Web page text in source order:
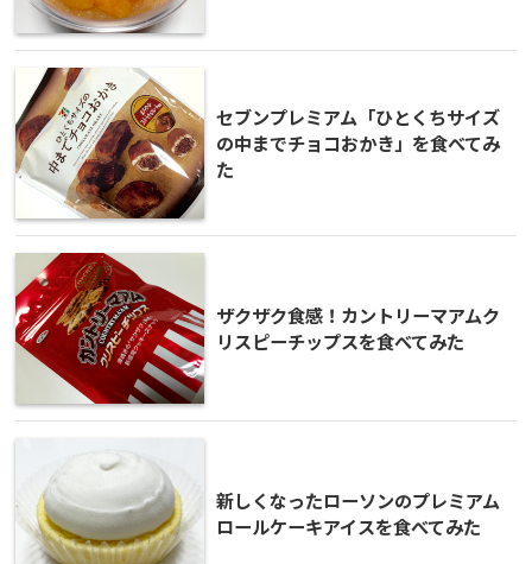
セブンプレミアム「ひとくちサイズ
の中までチョコおかき」を食べてみ
た
ザクザク食感！カントリーマアムク
リスピーチップスを食べてみた
新しくなったローソンのプレミアム
ロールケーキアイスを食べてみた